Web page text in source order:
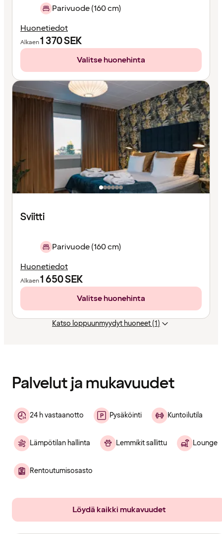
Parivuode (160 cm)
Huonetiedot
Alkaen1 370SEK
Valitse huonehinta
Sviitti
Parivuode (160 cm)
Huonetiedot
Alkaen1 650SEK
Valitse huonehinta
Katso loppuunmyydyt huoneet (1)
Palvelut ja mukavuudet
24 h vastaanotto Pysäköinti Kuntoilutila
Lämpötilan hallinta Lemmikit sallittu Lounge
Rentoutumisosasto
Löydä kaikki mukavuudet